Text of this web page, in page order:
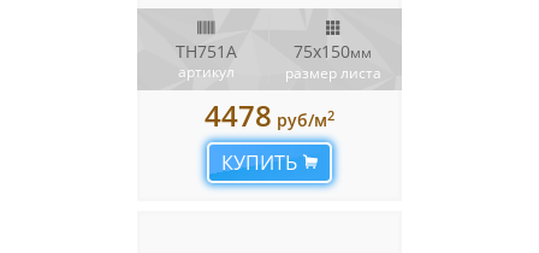
TH751A
артикул
75x150мм
размер листа
4478 руб/м2
КУПИТЬ